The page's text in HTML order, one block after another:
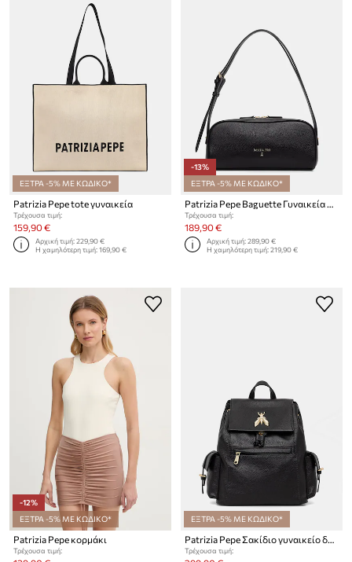
ΕΞΤΡΑ -5% ΜΕ ΚΩΔΙΚΟ*
Patrizia Pepe tote γυναικεία
Τρέχουσα τιμή:
159,90 €
Αρχική τιμή:229,90 €
Η χαμηλότερη τιμή:169,90 €
-13%
ΕΞΤΡΑ -5% ΜΕ ΚΩΔΙΚΟ*
Τρέχουσα τιμή:
189,90 €
Αρχική τιμή:289,90 €
Η χαμηλότερη τιμή:219,90 €
-12%
ΕΞΤΡΑ -5% ΜΕ ΚΩΔΙΚΟ*
Patrizia Pepe κορμάκι
Τρέχουσα τιμή:
ΕΞΤΡΑ -5% ΜΕ ΚΩΔΙΚΟ*
Patrizia Pepe Σακίδιο γυναικείο δερμάτινο
Τρέχουσα τιμή: